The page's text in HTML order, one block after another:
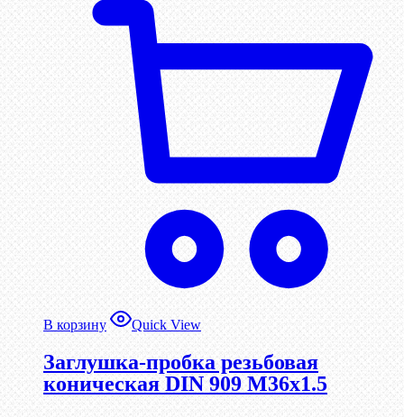
В корзину Quick View
Заглушка-пробка резьбовая
коническая DIN 909 М36х1.5